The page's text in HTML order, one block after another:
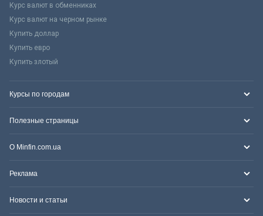
Курс валют в обменниках
Курс валют на черном рынке
Купить доллар
Купить евро
Купить злотый
Курсы по городам
Полезные страницы
О Minfin.com.ua
Реклама
Новости и статьи